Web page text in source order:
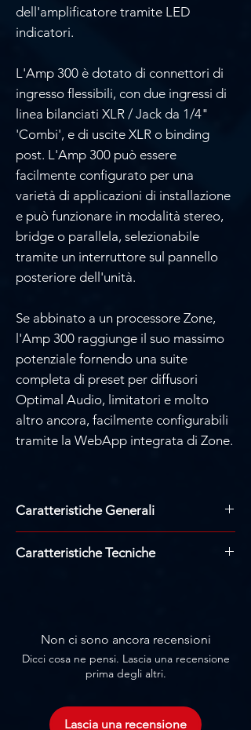
dell'amplificatore tramite LED
indicatori.
L'Amp 300 è dotato di connettori di
ingresso flessibili, con due ingressi di
linea bilanciati XLR / Jack da 1/4"
'Combi', e di uscite XLR o binding
post. L'Amp 300 può essere
facilmente configurato per una
varietà di applicazioni di installazione
e può funzionare in modalità stereo,
bridge o parallela, selezionabile
tramite un interruttore sul pannello
posteriore dell'unità.
Se abbinato a un processore Zone,
l'Amp 300 raggiunge il suo massimo
potenziale fornendo una suite
completa di preset per diffusori
Optimal Audio, limitatori e molto
altro ancora, facilmente configurabili
tramite la WebApp integrata di Zone.
Caratteristiche Generali
classe A/B
Disponibile nei modelli 120v 60Hz o
230v 50/60Hz
Visita il sito del produttore
Caratteristiche Tecniche
1350W / 8Ω: 800W / 8Ω A ponte:
2700W
RAFFREDDAMENTO: Raffreddamento
INGRESSO ANALOGICO/LINK:
Ingressi combinati Jack/XLR
Non ci sono ancora recensioni
Dicci cosa ne pensi. Lascia una recensione
prima degli altri.
Lascia una recensione